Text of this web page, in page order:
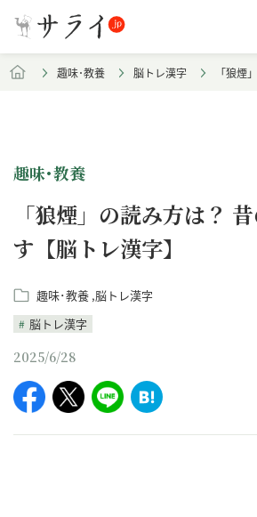
趣味･教養 脳トレ漢字 「狼煙
趣味･教養
「狼煙」の読み方は？
す【脳トレ漢字】
趣味･教養 脳トレ漢字
脳トレ漢字
2025/6/28